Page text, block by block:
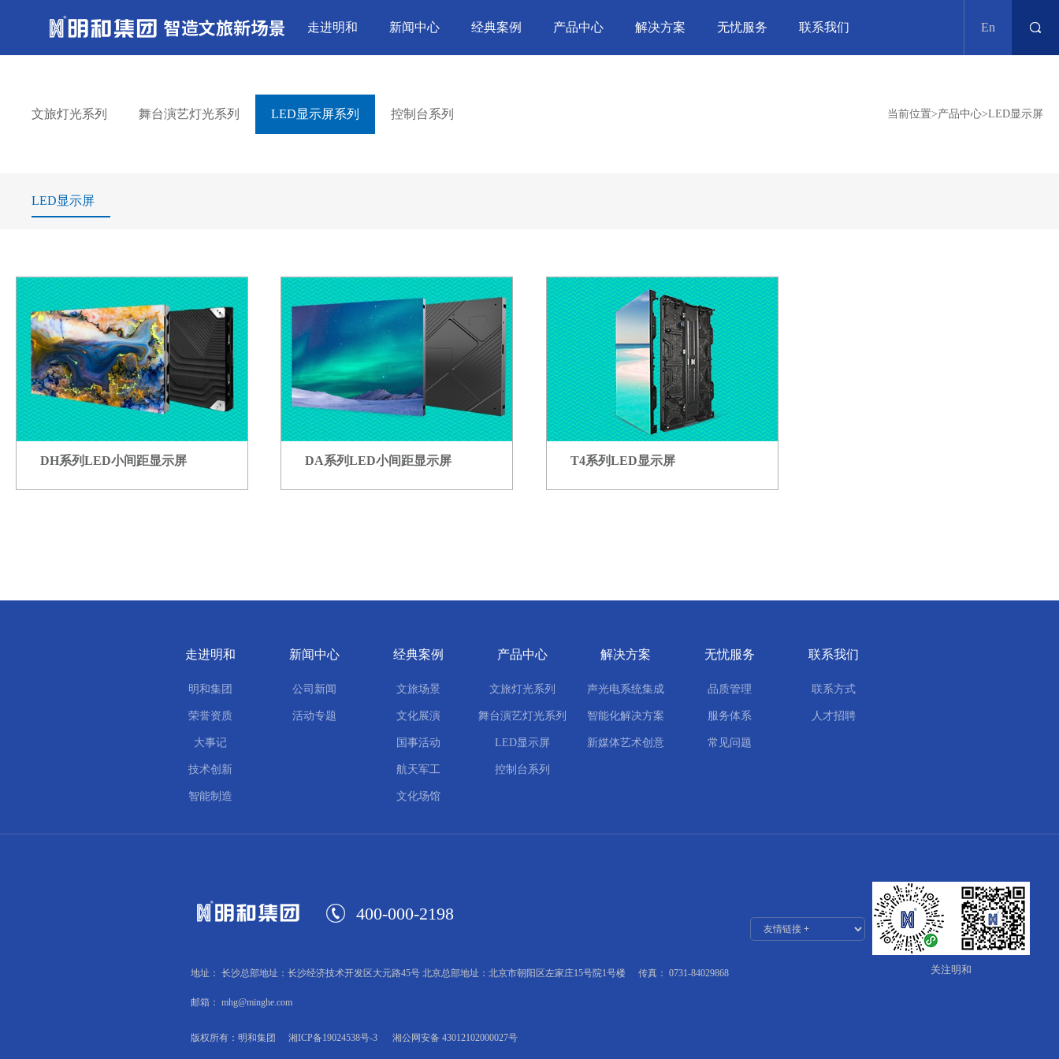
走进明和 新闻中心 经典案例 产品中心 解决方案 无忧服务 联系我们 En
文旅灯光系列 舞台演艺灯光系列 LED显示屏系列 控制台系列 当前位置>产品中心>LED显示屏
LED显示屏
DH系列LED小间距显示屏 DA系列LED小间距显示屏 T4系列LED显示屏
走进明和
明和集团
荣誉资质
大事记
技术创新
智能制造
新闻中心
公司新闻
活动专题
经典案例
文旅场景
文化展演
国事活动
航天军工
文化场馆
产品中心
文旅灯光系列
舞台演艺灯光系列
LED显示屏
控制台系列
解决方案
声光电系统集成
智能化解决方案
新媒体艺术创意
无忧服务
品质管理
服务体系
常见问题
联系我们
联系方式
人才招聘
400-000-2198
地址： 长沙总部地址：长沙经济技术开发区大元路45号 北京总部地址：北京市朝阳区左家庄15号院1号楼 传真： 0731-84029868
邮箱： mhg@minghe.com
版权所有：明和集团 湘ICP备19024538号-3 湘公网安备 43012102000027号
关注明和